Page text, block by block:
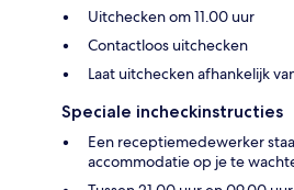
Uitchecken om 11.00 uur
Contactloos uitchecken
Laat uitchecken afhankelijk
Speciale incheckinstructies
Een receptiemedewerker
accommodatie op je te